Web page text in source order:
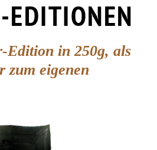
EDITIONEN
Edition in 250g, als
zum eigenen